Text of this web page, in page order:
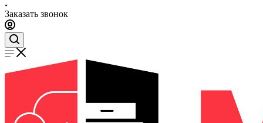
Заказать звонок